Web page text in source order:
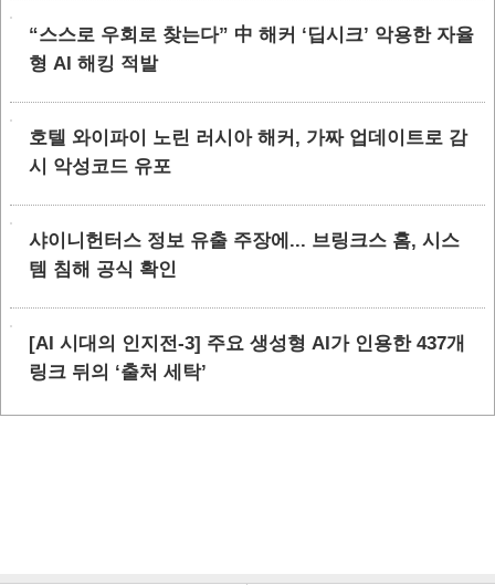
“스스로 우회로 찾는다” 中 해커 ‘딥시크’ 악용한 자율
형 AI 해킹 적발
호텔 와이파이 노린 러시아 해커, 가짜 업데이트로 감
시 악성코드 유포
샤이니헌터스 정보 유출 주장에... 브링크스 홈, 시스
템 침해 공식 확인
[AI 시대의 인지전-3] 주요 생성형 AI가 인용한 437개
링크 뒤의 ‘출처 세탁’